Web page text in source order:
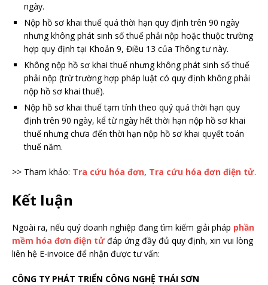
ngày.
Nộp hồ sơ khai thuế quá thời hạn quy định trên 90 ngày
nhưng không phát sinh số thuế phải nộp hoặc thuộc trường
hợp quy định tại Khoản 9, Điều 13 của Thông tư này.
Không nộp hồ sơ khai thuế nhưng không phát sinh số thuế
phải nộp (trừ trường hợp pháp luật có quy định không phải
nộp hồ sơ khai thuế).
Nộp hồ sơ khai thuế tạm tính theo quý quá thời hạn quy
định trên 90 ngày, kể từ ngày hết thời hạn nộp hồ sơ khai
thuế nhưng chưa đến thời hạn nộp hồ sơ khai quyết toán
thuế năm.
>> Tham khảo: Tra cứu hóa đơn, Tra cứu hóa đơn điện tử.
Kết luận
Ngoài ra, nếu quý doanh nghiệp đang tìm kiếm giải pháp phần
mềm hóa đơn điện tửđáp ứng đầy đủ quy định, xin vui lòng
liên hệ E-invoice để nhận được tư vấn:
CÔNG TY PHÁT TRIỂN CÔNG NGHỆ THÁI SƠN